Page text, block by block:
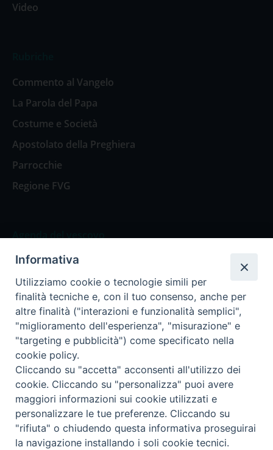
Video
Commento al Vangelo
La Parola del Papa
Costume e Società
Apostolato della Preghiera
Parrocchie
Regione FVG
Agenda del vescovo
Agenda del vescovo
Privacy Policy Trasparenza
Termini e Condizioni
Informativa per il trattamento dei dati personali
Cookie Policy
Informativa
Utilizziamo cookie o tecnologie simili per
finalità tecniche e, con il tuo consenso, anche per
altre finalità ("interazioni e funzionalità semplici",
"miglioramento dell'esperienza", "misurazione" e
"targeting e pubblicità") come specificato nella
cookie policy.
Cliccando su "accetta" acconsenti all'utilizzo dei
cookie. Cliccando su "personalizza" puoi avere
maggiori informazioni sui cookie utilizzati e
personalizzare le tue preferenze. Cliccando su
"rifiuta" o chiudendo questa informativa proseguirai
la navigazione installando i soli cookie tecnici.